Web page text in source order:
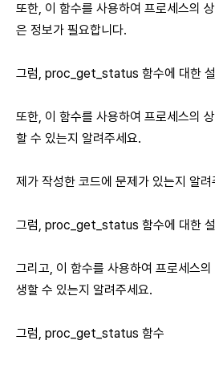
또한, 이 함수를 사용하여 프로세스의
은 정보가 필요합니다.
그럼, proc_get_status 함수에 대한
또한, 이 함수를 사용하여 프로세스의
할 수 있는지 알려주세요.
제가 작성한 코드에 문제가 있는지 알려
그럼, proc_get_status 함수에 대한
그리고, 이 함수를 사용하여 프로세스
생할 수 있는지 알려주세요.
그럼, proc_get_status 함수